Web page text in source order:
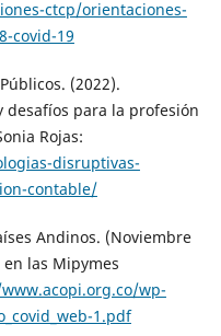
ctcp/orientaciones-
covid-19
(2022).
desafíos para la profesión
Rojas:
disruptivas-
contable/
Andinos. (Noviembre
en las Mipymes
wp-
1.pdf